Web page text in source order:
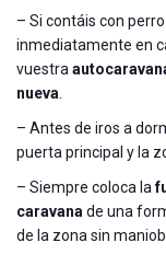
– Si contáis con
inmediatamente en
vuestra
nueva
– Antes de iros a
puerta principal y la
– Siempre coloca la
caravana de una
de la zona sin